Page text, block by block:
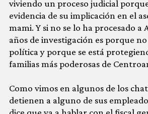
viviendo un proceso judicial
evidencia de su implicación en el
mami. Y si no se lo ha procesado a
años de investigación es porque
política y porque se está
familias más poderosas de
Como vimos en algunos de los
detienen a alguno de sus